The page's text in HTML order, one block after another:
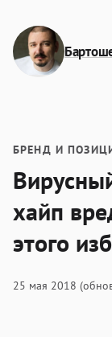
БРЕНД И
хайп
этого
25 мая 2018